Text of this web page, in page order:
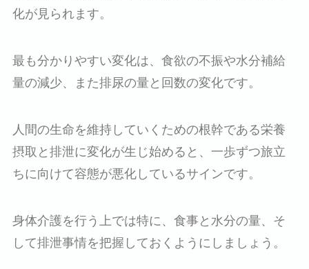
化が見られます。
最も分かりやすい変化は、食欲の不振や水分補給
量の減少、また排尿の量と回数の変化です。
人間の生命を維持していくための根幹である栄養
摂取と排泄に変化が生じ始めると、一歩ずつ旅立
ちに向けて容態が悪化しているサインです。
身体介護を行う上では特に、食事と水分の量、そ
して排泄事情を把握しておくようにしましょう。